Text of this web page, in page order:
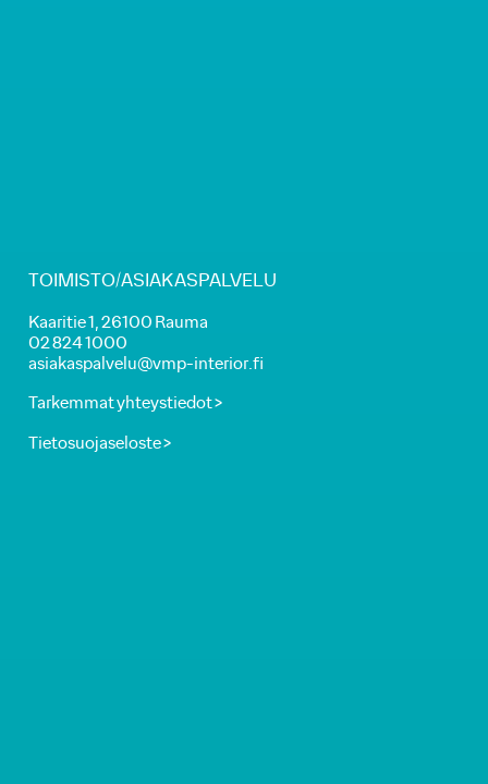
TOIMISTO/ASIAKASPALVELU
Kaaritie 1, 26100 Rauma
02 824 1000
asiakaspalvelu@vmp-interior.fi
Tarkemmat yhteystiedot >
Tietosuojaseloste >